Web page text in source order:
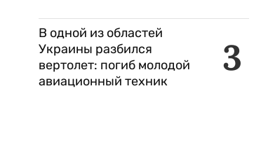
3
В одной из областей
Украины разбился
вертолет: погиб молодой
авиационный техник